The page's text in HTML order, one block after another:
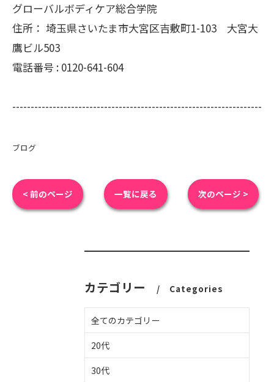
グローバルボディケア総合学院
住所： 埼玉県さいたま市大宮区吉敷町1-103 大宮大
鷹ビル503
電話番号 : 0120-641-604
--------------------------------------------------------------------
ブログ
< 前のページ 一覧に戻る 次のページ >
カテゴリー Categories
全てのカテゴリー
20代
30代